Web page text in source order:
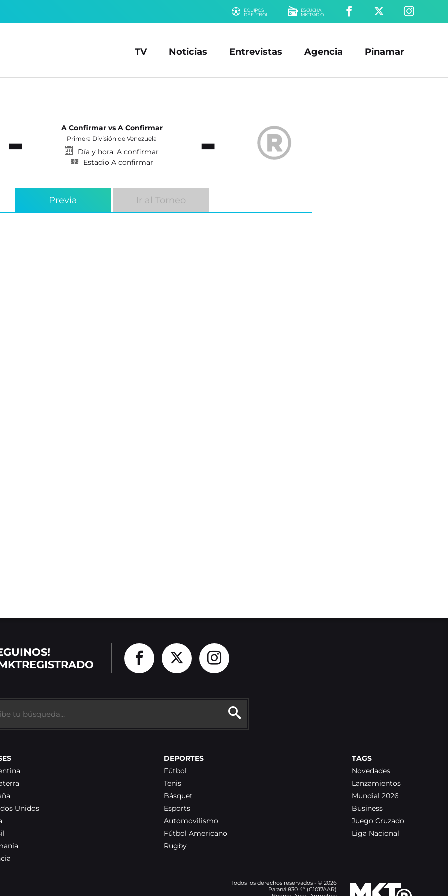
EQUIPOS
DE FÚTBOL
ESCUCHÁ
MKTRADIO
TV Noticias Entrevistas Agencia Pinamar
- -
A Confirmar vs A Confirmar
Primera División de Venezuela
Día y hora: A confirmar
Estadio A confirmar
Previa Ir al Torneo
Unidos
DEPORTES
Fútbol
Tenis
Básquet
Esports
Automovilismo
Fútbol Americano
Rugby
TAGS
Novedades
Lanzamientos
Mundial 2026
Business
Juego Cruzado
Liga Nacional
Todos los derechos reservados - © 2026
Paraná 830 4° (C1017AAR)